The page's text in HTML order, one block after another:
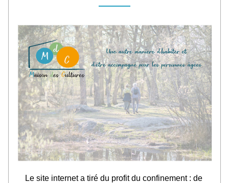
Le site internet a tiré du profit du confinement : de